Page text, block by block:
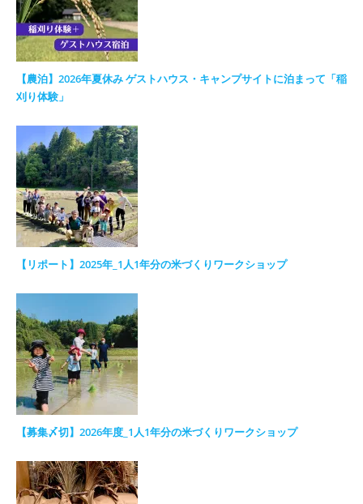
【農泊】2026年夏休み ゲストハウス・キャンプサイトに泊まって「稲
刈り体験」
【リポート】2025年_1人1年分の米づくりワークショップ
【募集〆切】2026年度_1人1年分の米づくりワークショップ